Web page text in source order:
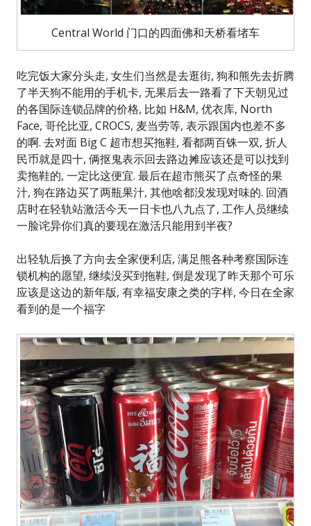
Central World 门口的四面佛和天桥看堵车
吃完饭大家分头走, 女生们当然是去逛街, 狗和熊先去折腾
了半天狗不能用的手机卡, 无果后去一路看了下天朝见过
的各国际连锁品牌的价格, 比如 H&M, 优衣库, North
Face, 哥伦比亚, CROCS, 麦当劳等, 表示跟国内也差不多
的啊. 去对面 Big C 超市想买拖鞋, 看都两百铢一双, 折人
民币就是四十, 俩抠鬼表示回去路边摊应该还是可以找到
卖拖鞋的, 一定比这便宜. 最后在超市熊买了点奇怪的果
汁, 狗在路边买了两瓶果汁, 其他啥都没发现对味的. 回酒
店时在轻轨站激活今天一日卡也八九点了, 工作人员继续
一脸诧异你们真的要现在激活只能用到半夜?
出轻轨后换了方向去全家便利店, 满足熊各种考察国际连
锁机构的愿望, 继续没买到拖鞋, 倒是发现了昨天那个可乐
应该是这边的新年版, 有幸福安康之类的字样, 今日在全家
看到的是一个福字